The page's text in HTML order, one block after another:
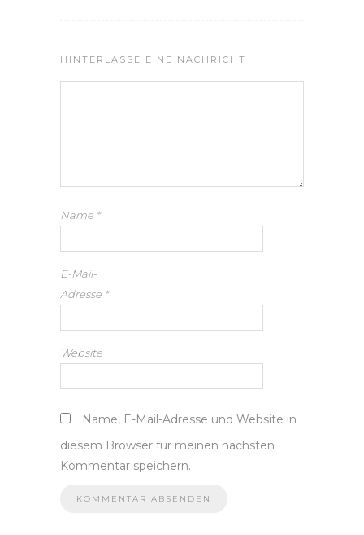
HINTERLASSE EINE NACHRICHT
Name *
E-Mail-
Adresse *
Website
Name, E-Mail-Adresse und Website in
diesem Browser für meinen nächsten
Kommentar speichern.